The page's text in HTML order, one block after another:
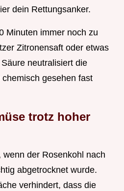
dein Rettungsanker.
Minuten immer noch zu
Zitronensaft oder etwas
neutralisiert die
gesehen fast
trotz hoher
der Rosenkohl nach
abgetrocknet wurde.
verhindert, dass die